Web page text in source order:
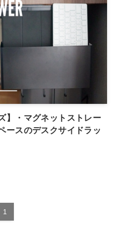
】・マグネットストレー
ースのデスクサイドラッ
1